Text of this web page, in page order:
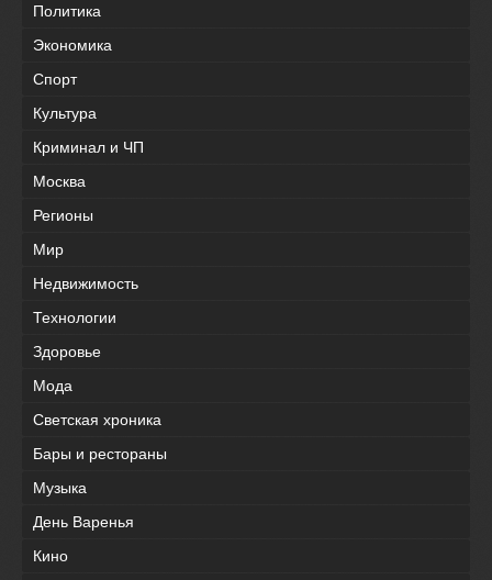
Политика
Экономика
Спорт
Культура
Криминал и ЧП
Москва
Регионы
Мир
Недвижимость
Технологии
Здоровье
Мода
Светская хроника
Бары и рестораны
Музыка
День Варенья
Кино